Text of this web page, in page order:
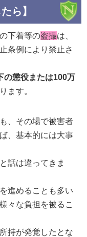
ら】
下着等の盗撮は、
条例により禁止さ
の懲役または100万
ます。
、その場で被害者
、基本的には大事
話は違ってきま
進めることも多い
々な負担を被るこ
所持が発覚したとな